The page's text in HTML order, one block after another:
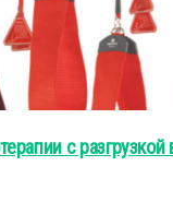
с разгрузкой